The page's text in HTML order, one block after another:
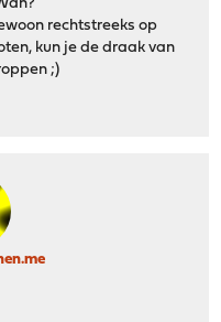
rechtstreeks op
kun je de draak van
;)